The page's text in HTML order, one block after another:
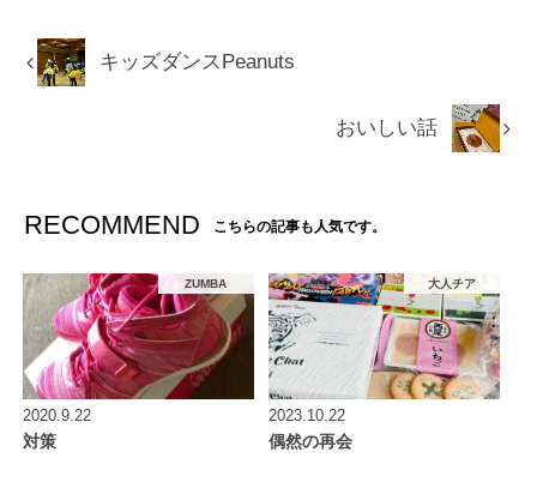
キッズダンスPeanuts
おいしい話
RECOMMEND こちらの記事も人気です。
ZUMBA
2020.9.22
対策
大人チア
2023.10.22
偶然の再会